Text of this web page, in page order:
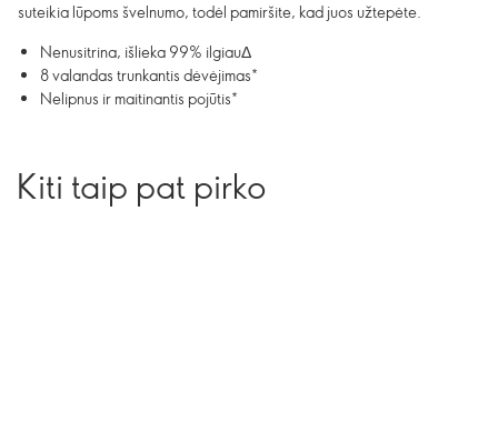
suteikia lūpoms švelnumo, todėl pamiršite, kad juos užtepėte.
Nenusitrina, išlieka 99% ilgiauΔ
8 valandas trunkantis dėvėjimas*
Nelipnus ir maitinantis pojūtis*
Kiti taip pat pirko